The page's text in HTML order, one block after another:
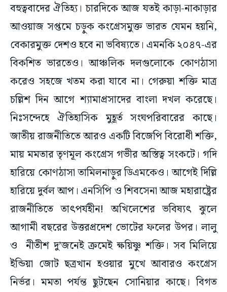
বহুত্ববাদের ঐতিহ্য। চারদিকে আজ যতই কাড়া-নাকাড়ার
আওয়াজ সপ্তমে চড়ুক কংগ্রেসমুক্ত ভারত যেমন হয়নি,
বেকারমুক্ত দেশও হবে না ভবিষ্যতে। এমনকি ২০৪৭-এর
বিকশিত ভারতেও। আঞ্চলিক দলগুলোকে কোণঠাসা
করেও সহজে খতম করা যাবে না। গেরুয়া শক্তি মাত্র
চল্লিশ দিন আগে শ্যামাপ্রসাদের বাংলা দখল করেছে।
নিঃসন্দেহে ঐতিহাসিক মুহূর্ত সংঘপরিবারের কাছে।
জাতীয় রাজনীতিতে আরও একটি বিজেপি বিরোধী শক্তি,
মায় মমতার তৃণমূল কংগ্রেস গভীর অস্তিত্ব সংকটে। গদি
হারিয়ে কোণঠাসা তামিলনাড়ুর ডিএমকেও। আগেই দিল্লি
হারিয়ে দুর্বল আপ। এনসিপি ও শিবসেনা আজ মহারাষ্ট্রের
রাজনীতিতে তাৎপর্যহীন! অখিলেশের ভবিষ্যৎ ঝুলে
আগামী বছরের উত্তরপ্রদেশ ভোটের ফলের উপর। লালু
ও নীতীশ দু’জনেই ক্রমেই ক্ষয়িষ্ণু শক্তি। সব মিলিয়ে
ইন্ডিয়া জোট ছত্রখান হওয়ার মুখে আবারও কংগ্রেস
নির্ভর। মমতা পর্যন্ত ছুটছেন সোনিয়ার কাছে। বিগত